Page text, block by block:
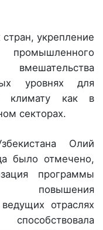
укрепление
уровнях для
климату как в
секторах.
Олий
было отмечено,
программы
отраслях